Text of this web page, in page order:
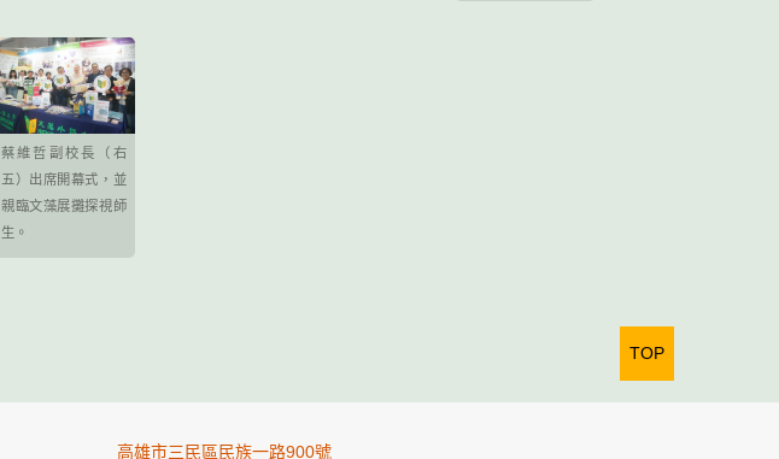
蔡維哲副校長（右
五）出席開幕式，並
親臨文藻展攤探視師
生。
高雄市三民區民族一路900號
TOP